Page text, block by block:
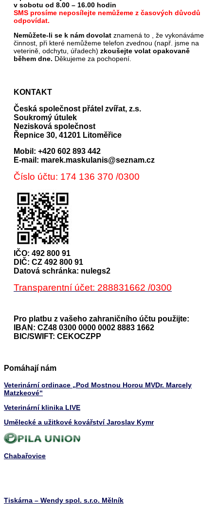
v sobotu od 8.00 – 16.00 hodin
SMS prosíme neposílejte nemůžeme z časových důvodů
odpovídat.
Nemůžete-li se k nám dovolat znamená to , že vykonáváme
činnost, při které nemůžeme telefon zvednou (např. jsme na
veterině, odchytu, úřadech) zkoušejte volat opakovaně
během dne. Děkujeme za pochopení.
KONTAKT
Česká společnost přátel zvířat, z.s.
Soukromý útulek
Nezisková společnost
Řepnice 30, 41201 Litoměřice
Mobil: +420 602 893 442
E-mail: marek.maskulanis@seznam.cz
Číslo účtu: 174 136 370 /0300
IČO: 492 800 91
DIČ: CZ 492 800 91
Datová schránka: nulegs2
Transparentní účet: 288831662 /0300
Pro platbu z vašeho zahraničního účtu použijte:
IBAN: CZ48 0300 0000 0002 8883 1662
BIC/SWIFT: CEKOCZPP
Pomáhají nám
Veterinární ordinace „Pod Mostnou Horou MVDr. Marcely
Matzkeové“
Veterinární klinika LIVE
Umělecké a užitkové kovářství Jaroslav Kymr
Chabařovice
Tiskárna – Wendy spol. s.r.o. Mělník